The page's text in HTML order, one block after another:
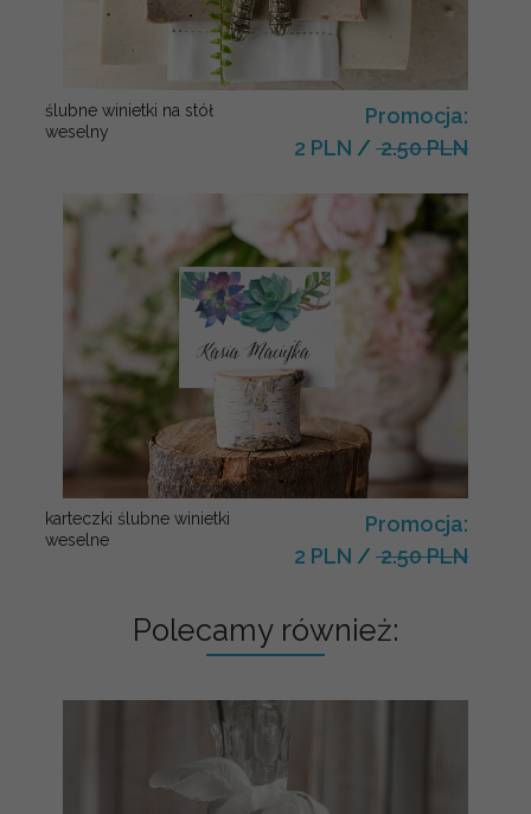
ślubne winietki na stół
weselny
Promocja:
2 PLN / 2.50 PLN
karteczki ślubne winietki
weselne
Promocja:
2 PLN / 2.50 PLN
Polecamy również: